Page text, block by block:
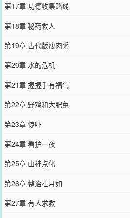
第17章 功德收集路线
第18章 秘药救人
第19章 古代版瘦肉粥
第20章 水的危机
第21章 握握手有福气
第22章 野鸡和大肥兔
第23章 惊吓
第24章 看护一夜
第25章 山神点化
第26章 整治杜月如
第27章 有人求救